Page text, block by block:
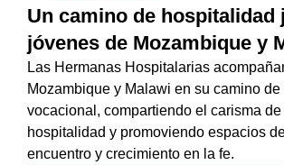
Un camino de hospitalidad
jóvenes de Mozambique y
Las Hermanas Hospitalarias
Mozambique y Malawi en su camino
vocacional, compartiendo el carisma de
hospitalidad y promoviendo espacios
encuentro y crecimiento en la fe.